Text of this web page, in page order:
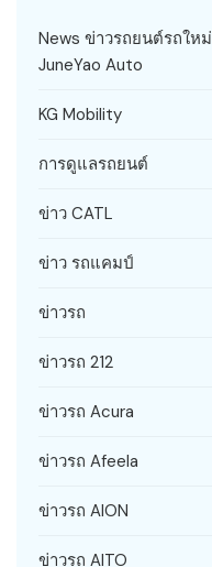
News ข่าวรถยนต์รถใหม่
JuneYao Auto
KG Mobility
การดูแลรถยนต์
ข่าว CATL
ข่าว รถแคมป์
ข่าวรถ
ข่าวรถ 212
ข่าวรถ Acura
ข่าวรถ Afeela
ข่าวรถ AION
ข่าวรถ AITO